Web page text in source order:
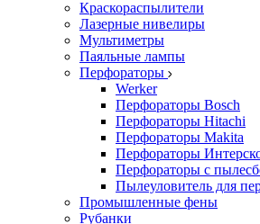
Краскораспылители
Лазерные нивелиры
Мультиметры
Паяльные лампы
Перфораторы
Werker
Перфораторы Bosch
Перфораторы Hitachi
Перфораторы Makita
Перфораторы
Перфораторы с
Пылеуловитель для
Промышленные фены
Рубанки